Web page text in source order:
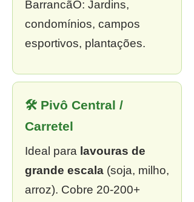
BarrancãO: Jardins,
condomínios, campos
esportivos, plantações.
🛠 Pivô Central /
Carretel
Ideal para lavouras de
grande escala (soja, milho,
arroz). Cobre 20-200+